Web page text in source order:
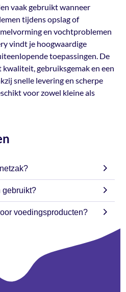
tijdens opslag of
en
Bij The Packery vindt je
voor
netzak 26 x 36 cm
en een
snelle levering en
geschikt voor zowel
vaak gebruikt wanneer
tijdens opslag of
en vochtproblemen
vindt je hoogwaardige
toepassingen. De
gebruiksgemak en een
snelle levering en scherpe
voor zowel kleine als
en een natuurlijke
zijn producten
gebruikt?
voor het verpakken van
haardhout en
voedingsproducten?
uien, citrusvruchten